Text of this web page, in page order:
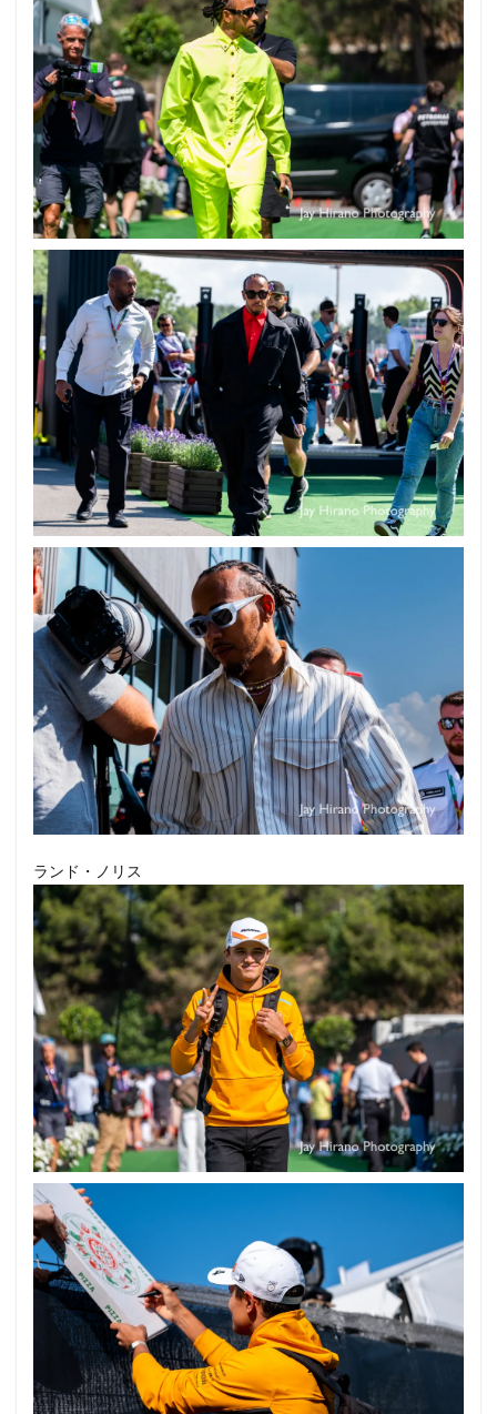
ランド・ノリス